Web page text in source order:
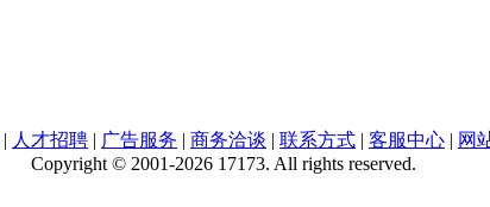
| 人才招聘 | 广告服务 | 商务洽谈 | 联系方式 | 客服中心 | 网
Copyright © 2001-2026 17173. All rights reserved.